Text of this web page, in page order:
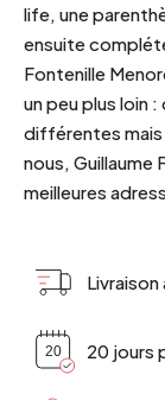
life, une
ensuite
Fontenille
un peu plus loin
différentes
nous, Guillaume
meilleures
20 jours